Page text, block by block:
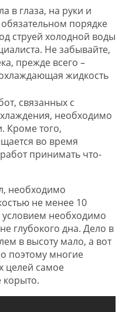
в глаза, на руки и
порядке
струей холодной воды
Не забывайте,
прежде всего –
жидкость
связанных с
необходимо
Кроме того,
во время
принимать что-
необходимо
не менее 10
необходимо
глубокого дна. Дело в
в высоту мало, а вот
поэтому многие
целей самое